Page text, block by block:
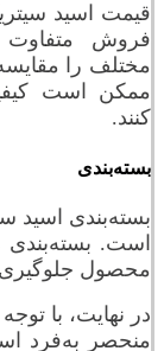
قیمت اسید
فروش متفاوت
مختلف را
ممکن است
کنند.
بسته‌بندی
بسته‌بندی اسید
است. بسته‌بندی
محصول جلوگیری
در نهایت، با
منحصر به‌فرد